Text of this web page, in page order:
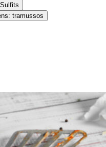
tramussos